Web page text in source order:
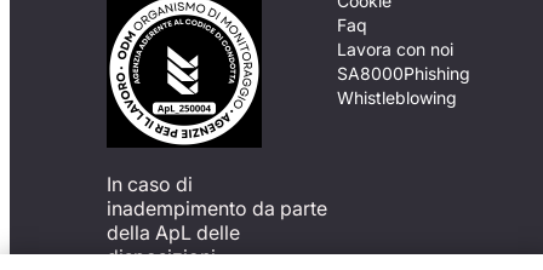
In caso di
inadempimento da parte
della ApL delle
disposizioni
Faq
Lavora con noi
SA8000Phishing
Whistleblowing